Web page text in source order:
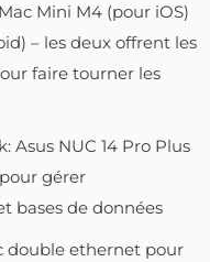
Mini M4 (pour iOS)
– les deux offrent les
faire tourner les
Asus NUC 14 Pro Plus
gérer
bases de données
double ethernet pour